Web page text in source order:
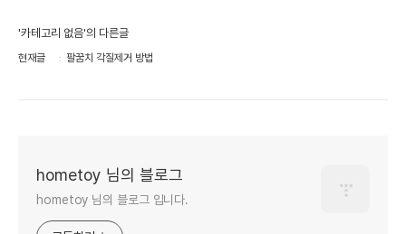
'카테고리 없음'의 다른글
현재글 팔꿈치 각질제거 방법
hometoy 님의 블로그
hometoy 님의 블로그 입니다.